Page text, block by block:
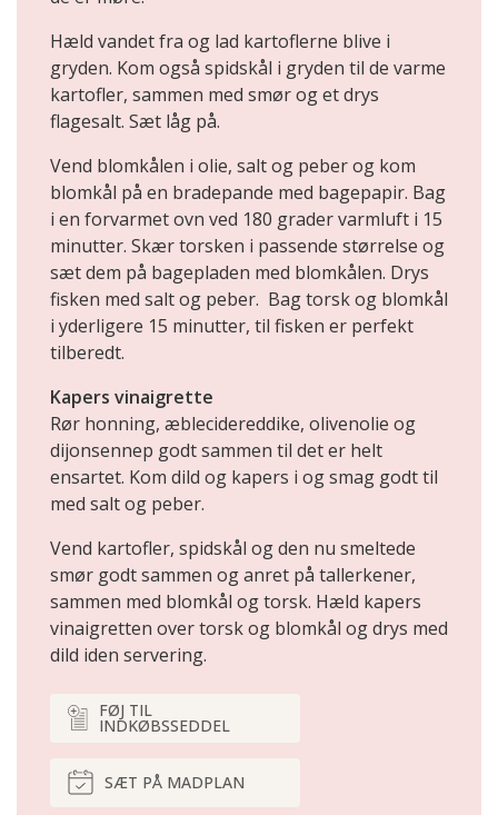
Hæld vandet fra og lad kartoflerne blive i
gryden. Kom også spidskål i gryden til de varme
kartofler, sammen med smør og et drys
flagesalt. Sæt låg på.
Vend blomkålen i olie, salt og peber og kom
blomkål på en bradepande med bagepapir. Bag
i en forvarmet ovn ved 180 grader varmluft i 15
minutter. Skær torsken i passende størrelse og
sæt dem på bagepladen med blomkålen. Drys
fisken med salt og peber. Bag torsk og blomkål
i yderligere 15 minutter, til fisken er perfekt
tilberedt.
Kapers vinaigrette
Rør honning, æblecidereddike, olivenolie og
dijonsennep godt sammen til det er helt
ensartet. Kom dild og kapers i og smag godt til
med salt og peber.
Vend kartofler, spidskål og den nu smeltede
smør godt sammen og anret på tallerkener,
sammen med blomkål og torsk. Hæld kapers
vinaigretten over torsk og blomkål og drys med
dild iden servering.
FØJ TIL
INDKØBSSEDDEL
SÆT PÅ MADPLAN